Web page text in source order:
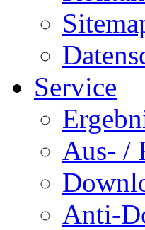
Service
Aus- /
Anti-